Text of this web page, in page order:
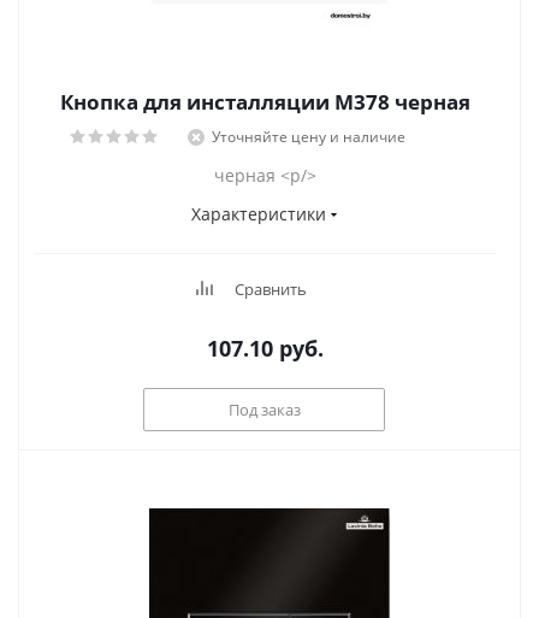
Кнопка для инсталляции M378 черная
Уточняйте цену и наличие
черная <p/>
Характеристики
Сравнить
107.10 руб.
Под заказ